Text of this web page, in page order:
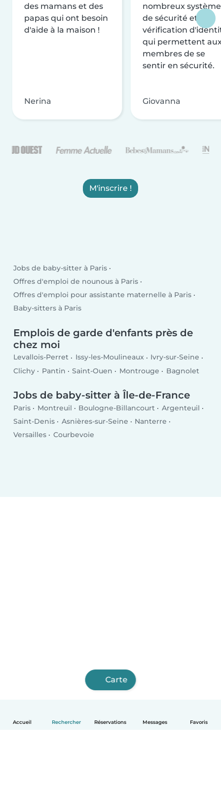
Accueil Rechercher Réservations Messages Favoris
des mamans et des
papas qui ont besoin
d'aide à la maison !
Nerina
nombreux
de sécurité et de
vérification
qui permettent
membres de se
sentir en sécurité.
Giovanna
M'inscrire !
Jobs de baby-sitter à Paris
Offres d'emploi de nounous à Paris
Offres d'emploi pour assistante maternelle à Paris
Baby-sitters à Paris
Emplois de garde d'enfants près de
chez moi
Levallois-Perret Issy-les-Moulineaux
Ivry-sur-Seine
Clichy
Pantin Saint-Ouen Montrouge Bagnolet
Jobs de baby-sitter à Île-de-France
Paris Montreuil Boulogne-Billancourt
Argenteuil
Saint-Denis
Asnières-sur-Seine
Nanterre
Versailles
Courbevoie
Carte